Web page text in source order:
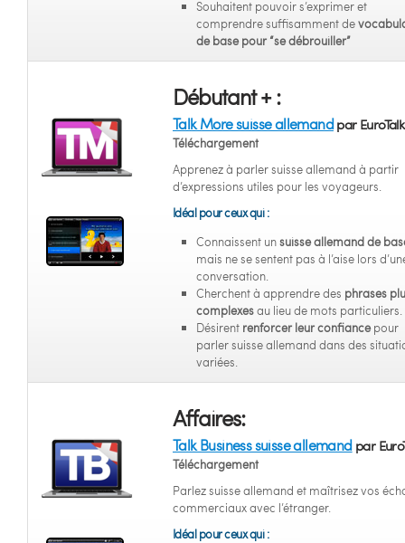
Souhaitent pouvoir s’exprimer et
comprendre suffisamment de
de base pour “se débrouiller”
Débutant + :
Talk More suisse allemand par EuroTalk
Téléchargement
Apprenez à parler suisse allemand à partir
d’expressions utiles pour les voyageurs.
Idéal pour ceux qui :
Connaissent unsuisse allemand de
mais ne se sentent pas à l’aise lors
conversation.
Cherchent à apprendre des phrases
complexesau lieu de mots particuliers.
Désirent renforcer leur confiancepour
parler suisse allemand dans des
variées.
Affaires:
Talk Business suisse allemand par
Téléchargement
Parlez suisse allemand et maîtrisez vos
commerciaux avec l’étranger.
Idéal pour ceux qui :